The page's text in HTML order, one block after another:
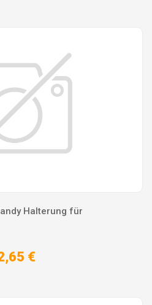
Halterung für
€